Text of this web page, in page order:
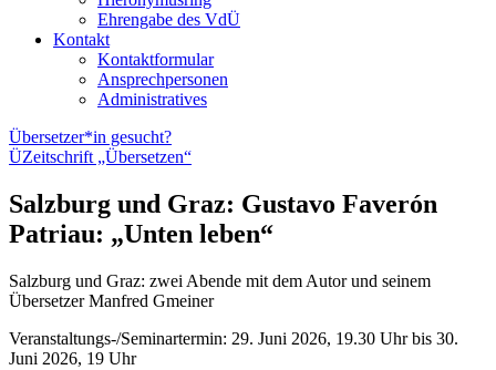
Ehrengabe des VdÜ
Kontakt
Kontaktformular
Ansprechpersonen
Administratives
Übersetzer*in gesucht?
ÜZeitschrift „Übersetzen“
Salzburg und Graz: Gustavo Faverón
Patriau: „Unten leben“
Salzburg und Graz: zwei Abende mit dem Autor und seinem
Übersetzer Manfred Gmeiner
Veranstaltungs-/Seminartermin: 29. Juni 2026, 19.30 Uhr bis 30.
Juni 2026, 19 Uhr